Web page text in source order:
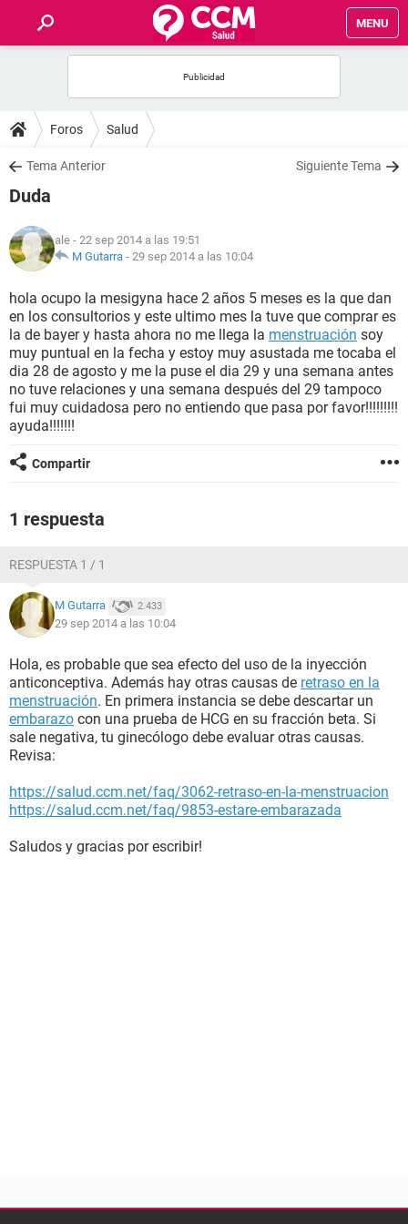
MENU
FOROS
SALUD
NUTRICIÓN
BIENESTAR
SEXUALIDAD
GLOSARIO
Foros Salud
Tema Anterior Siguiente Tema
Duda
ale - 22 sep 2014 a las 19:51
M Gutarra - 29 sep 2014 a las 10:04
hola ocupo la mesigyna hace 2 años 5 meses es la que dan
en los consultorios y este ultimo mes la tuve que comprar es
la de bayer y hasta ahora no me llega la menstruación soy
muy puntual en la fecha y estoy muy asustada me tocaba el
dia 28 de agosto y me la puse el dia 29 y una semana antes
no tuve relaciones y una semana después del 29 tampoco
fui muy cuidadosa pero no entiendo que pasa por favor!!!!!!!!!
ayuda!!!!!!!
Compartir
1 respuesta
RESPUESTA 1 / 1
M Gutarra 2.433
29 sep 2014 a las 10:04
Hola, es probable que sea efecto del uso de la inyección
anticonceptiva. Además hay otras causas de retraso en la
menstruación. En primera instancia se debe descartar un
embarazo con una prueba de HCG en su fracción beta. Si
sale negativa, tu ginecólogo debe evaluar otras causas.
Revisa:
https://salud.ccm.net/faq/3062-retraso-en-la-menstruacion
https://salud.ccm.net/faq/9853-estare-embarazada
Saludos y gracias por escribir!